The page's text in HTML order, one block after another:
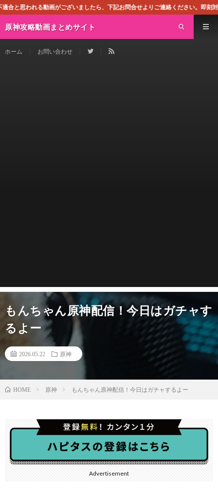
ございましたら、下記お問合せよりご連絡ください。即刻対処させて頂きま
原神攻略動画まとめサイト
ホーム お問い合わせ
もんちゃん原神配信！今日はガチャす
るよー
2026.05.22 原神
HOME 原神 もんちゃん原神配信！今日はガチャするよー
Advertisement